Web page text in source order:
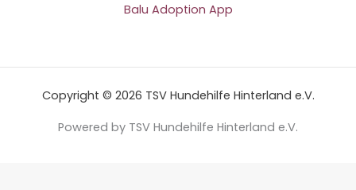
Balu Adoption App
Copyright © 2026 TSV Hundehilfe Hinterland e.V.
Powered by TSV Hundehilfe Hinterland e.V.